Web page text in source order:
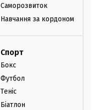
Саморозвиток
Навчання за кордоном
Спорт
Бокс
Футбол
Теніс
Біатлон